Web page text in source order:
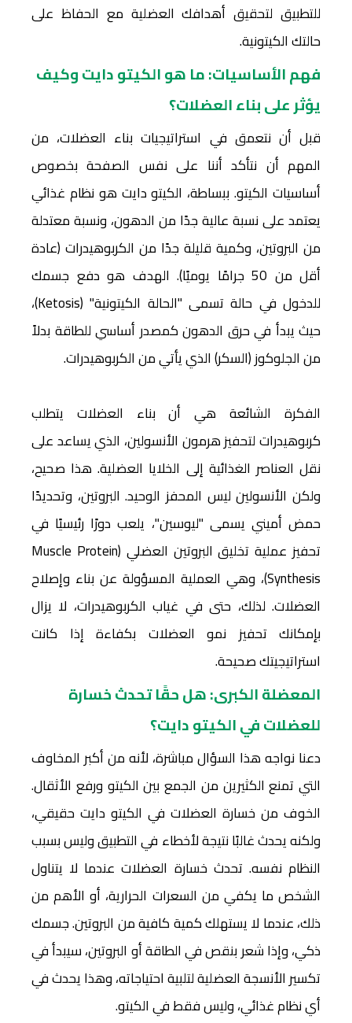
للتطبيق لتحقيق أهدافك العضلية مع الحفاظ على
حالتك الكيتونية.
فهم الأساسيات: ما هو الكيتو دايت وكيف
يؤثر على بناء العضلات؟
قبل أن نتعمق في استراتيجيات بناء العضلات، من
المهم أن نتأكد أننا على نفس الصفحة بخصوص
أساسيات الكيتو. ببساطة، الكيتو دايت هو نظام غذائي
يعتمد على نسبة عالية جدًا من الدهون، ونسبة معتدلة
من البروتين، وكمية قليلة جدًا من الكربوهيدرات (عادة
أقل من 50 جرامًا يوميًا). الهدف هو دفع جسمك
للدخول في حالة تسمى "الحالة الكيتونية" (Ketosis)،
حيث يبدأ في حرق الدهون كمصدر أساسي للطاقة بدلاً
من الجلوكوز (السكر) الذي يأتي من الكربوهيدرات.
الفكرة الشائعة هي أن بناء العضلات يتطلب
كربوهيدرات لتحفيز هرمون الأنسولين، الذي يساعد على
نقل العناصر الغذائية إلى الخلايا العضلية. هذا صحيح،
ولكن الأنسولين ليس المحفز الوحيد. البروتين، وتحديدًا
حمض أميني يسمى "ليوسين"، يلعب دورًا رئيسيًا في
تحفيز عملية تخليق البروتين العضلي (Muscle Protein
Synthesis)، وهي العملية المسؤولة عن بناء وإصلاح
العضلات. لذلك، حتى في غياب الكربوهيدرات، لا يزال
بإمكانك تحفيز نمو العضلات بكفاءة إذا كانت
استراتيجيتك صحيحة.
المعضلة الكبرى: هل حقًا تحدث خسارة
للعضلات في الكيتو دايت؟
دعنا نواجه هذا السؤال مباشرة، لأنه من أكبر المخاوف
التي تمنع الكثيرين من الجمع بين الكيتو ورفع الأثقال.
الخوف من خسارة العضلات في الكيتو دايت حقيقي،
ولكنه يحدث غالبًا نتيجة لأخطاء في التطبيق وليس بسبب
النظام نفسه. تحدث خسارة العضلات عندما لا يتناول
الشخص ما يكفي من السعرات الحرارية، أو الأهم من
ذلك، عندما لا يستهلك كمية كافية من البروتين. جسمك
ذكي، وإذا شعر بنقص في الطاقة أو البروتين، سيبدأ في
تكسير الأنسجة العضلية لتلبية احتياجاته، وهذا يحدث في
أي نظام غذائي، وليس فقط في الكيتو.